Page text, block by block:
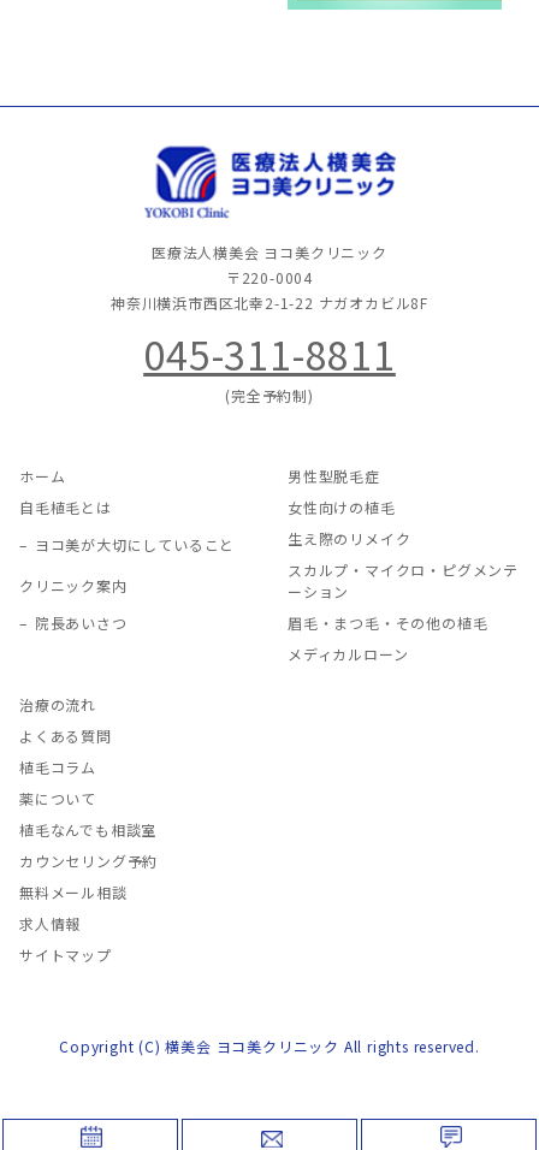
医療法人横美会 ヨコ美クリニック
〒220-0004
神奈川横浜市西区北幸2-1-22 ナガオカビル8F
045-311-8811
(完全予約制)
ホーム
自毛植毛とは
ヨコ美が大切にしていること
クリニック案内
院長あいさつ
男性型脱毛症
女性向けの植毛
生え際のリメイク
スカルプ・マイクロ・ピグメンテ
ーション
眉毛・まつ毛・その他の植毛
メディカルローン
治療の流れ
よくある質問
植毛コラム
薬について
植毛なんでも相談室
カウンセリング予約
無料メール相談
求人情報
サイトマップ
Copyright (C) 横美会 ヨコ美クリニック All rights reserved.